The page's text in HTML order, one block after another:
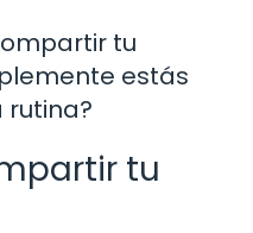
tu
estás
rutina?
tu